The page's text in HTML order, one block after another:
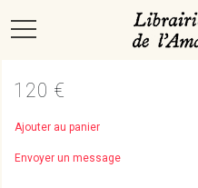
120 €
Ajouter au panier
Envoyer un message